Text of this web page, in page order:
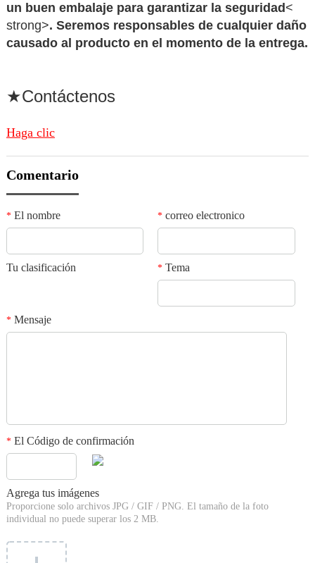
un buen embalaje para garantizar la seguridad <
strong>. Seremos responsables de cualquier daño
causado al producto en el momento de la entrega.
★Contáctenos
Haga clic
Comentario
*El nombre *correo electronico
Tu clasificación *Tema
*Mensaje
*El Código de confirmación
Agrega tus imágenes
Proporcione solo archivos JPG / GIF / PNG. El tamaño de la foto
individual no puede superar los 2 MB.